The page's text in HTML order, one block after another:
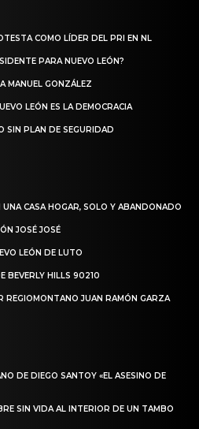
COMO LÍDER DEL PRI EN NL
PARA NUEVO LEÓN?
MANUEL GONZÁLEZ
LEÓN ES LA DEMOCRACIA
SIN PLAN DE SEGURIDAD
UNA CASA HOGAR, SOLO Y ABANDONADO
JOSÉ JOSÉ
LEÓN DE LUTO
BEVERLY HILLS 90210
REGIOMONTANO JUAN RAMÓN GARZA
DE DIEGO SANTOY «EL ASESINO DE
SIN VIDA AL INTERIOR DE UN TAMBO